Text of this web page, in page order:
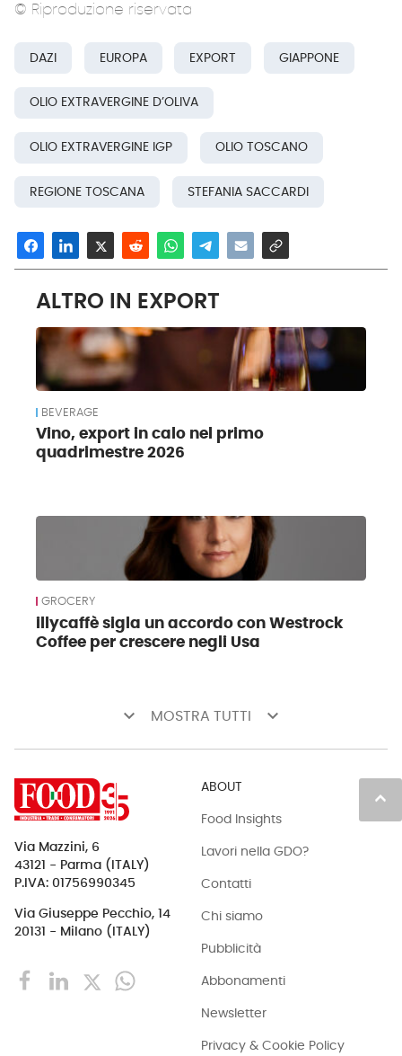
© Riproduzione riservata
DAZI EUROPA EXPORT GIAPPONE
OLIO EXTRAVERGINE D’OLIVA
OLIO EXTRAVERGINE IGP OLIO TOSCANO
REGIONE TOSCANA STEFANIA SACCARDI
ALTRO IN EXPORT
BEVERAGE
Vino, export in calo nel primo
quadrimestre 2026
GROCERY
illycaffè sigla un accordo con Westrock
Coffee per crescere negli Usa
keyboard_arrow_down MOSTRA TUTTI keyboard_arrow_down
keyboard_arrow_up
Via Mazzini, 6
43121 - Parma (ITALY)
P.IVA: 01756990345
Via Giuseppe Pecchio, 14
20131 - Milano (ITALY)
ABOUT
Food Insights
Lavori nella GDO?
Contatti
Chi siamo
Pubblicità
Abbonamenti
Newsletter
Privacy & Cookie Policy